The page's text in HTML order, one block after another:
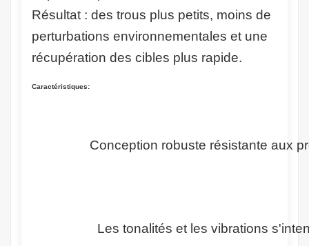
Résultat : des trous plus petits, moins de
perturbations environnementales et une
récupération des cibles plus rapide.
Caractéristiques:
Conception robuste résistante aux
Les tonalités et les vibrations